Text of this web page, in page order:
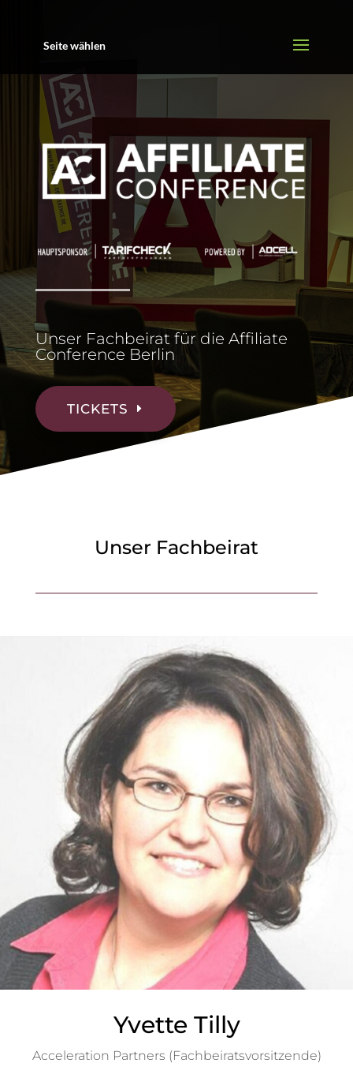
Seite wählen
Unser Fachbeirat für die Affiliate
Conference Berlin
TICKETS
Unser Fachbeirat
Yvette Tilly
Acceleration Partners (Fachbeiratsvorsitzende)